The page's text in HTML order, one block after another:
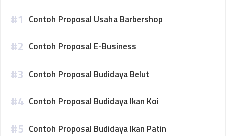
Contoh Proposal Usaha Barbershop
Contoh Proposal E-Business
Contoh Proposal Budidaya Belut
Contoh Proposal Budidaya Ikan Koi
Contoh Proposal Budidaya Ikan Patin